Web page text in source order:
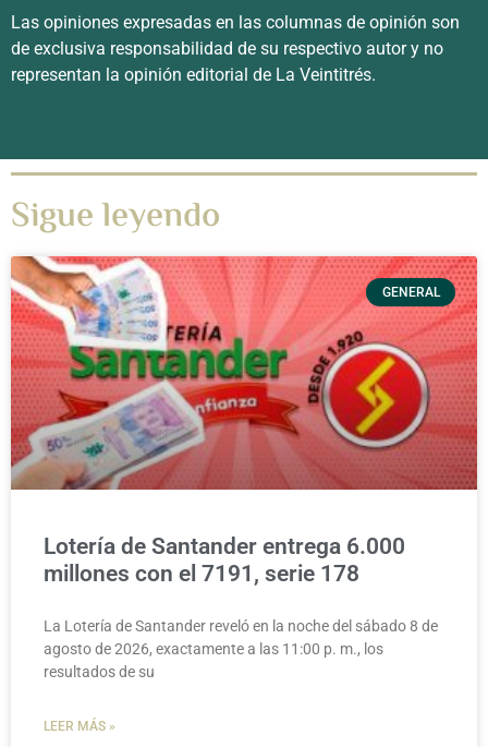
Las opiniones expresadas en las columnas de opinión son
de exclusiva responsabilidad de su respectivo autor y no
representan la opinión editorial de La Veintitrés.
Sigue leyendo
GENERAL
Lotería de Santander entrega 6.000
millones con el 7191, serie 178
La Lotería de Santander reveló en la noche del sábado 8 de
agosto de 2026, exactamente a las 11:00 p. m., los
resultados de su
LEER MÁS »